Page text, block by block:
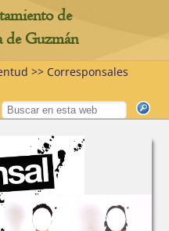
de
de Guzmán
>> Corresponsales